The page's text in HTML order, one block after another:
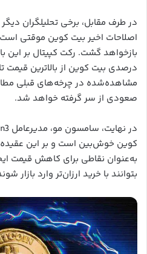
در طرف مقابل، برخی تحلیلگران
اصلاحات اخیر بیت کوین موقتی
درصدی بیت کوین از بالاترین قیمت
مشاهده‌شده در چرخه‌های قبلی
صعودی از سر گرفته خواهد شد.
کوین خوش‌بین است و بر این
به‌عنوان نقاطی برای کاهش قیمت
بتوانند با خرید ارزان‌تر وارد بازار